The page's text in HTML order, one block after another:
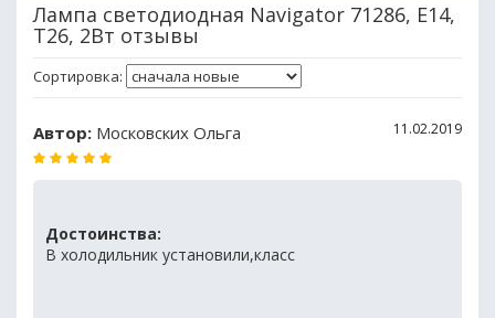
Лампа светодиодная Navigator 71286, E14,
T26, 2Вт отзывы
Сортировка:
Автор: Московских Ольга 11.02.2019
Достоинства:
В холодильник установили,класс